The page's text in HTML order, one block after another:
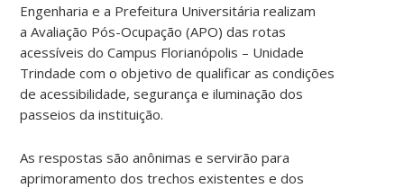
Engenharia e a Prefeitura Universitária realizam
a Avaliação Pós-Ocupação (APO) das rotas
acessíveis do Campus Florianópolis – Unidade
Trindade com o objetivo de qualificar as condições
de acessibilidade, segurança e iluminação dos
passeios da instituição.
As respostas são anônimas e servirão para
aprimoramento dos trechos existentes e dos